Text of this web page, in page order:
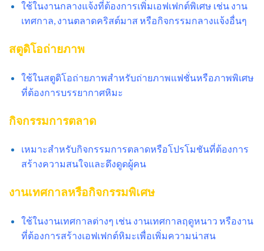
ใช้ในงานกลางแจ้งที่ต้องการเพิ่มเอฟเฟกต์พิเศษ เช่น งาน
เทศกาล, งานตลาดคริสต์มาส หรือกิจกรรมกลางแจ้งอื่นๆ
สตูดิโอถ่ายภาพ
ใช้ในสตูดิโอถ่ายภาพสำหรับถ่ายภาพแฟชั่นหรือภาพพิเศษ
ที่ต้องการบรรยากาศหิมะ
กิจกรรมการตลาด
เหมาะสำหรับกิจกรรมการตลาดหรือโปรโมชันที่ต้องการ
สร้างความสนใจและดึงดูดผู้คน
งานเทศกาลหรือกิจกรรมพิเศษ
ใช้ในงานเทศกาลต่างๆ เช่น งานเทศกาลฤดูหนาว หรืองาน
ที่ต้องการสร้างเอฟเฟกต์หิมะเพื่อเพิ่มความน่าสน